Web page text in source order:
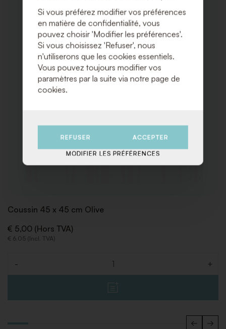
Coussin 45 x 45 cm Olive
€ 5,00 (Hors TVA)
€ 6,05 (Incl. TVA)
- +
Si vous préférez modifier vos préférences
en matière de confidentialité, vous
pouvez choisir 'Modifier les préférences'.
Si vous choisissez 'Refuser', nous
n'utiliserons que les cookies essentiels.
Vous pouvez toujours modifier vos
paramètres par la suite via notre page de
cookies.
REFUSER ACCEPTER
MODIFIER LES PRÉFÉRENCES